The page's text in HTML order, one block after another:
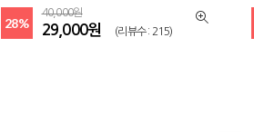
28%
40,000원
29,000원 (리뷰수 : 215)